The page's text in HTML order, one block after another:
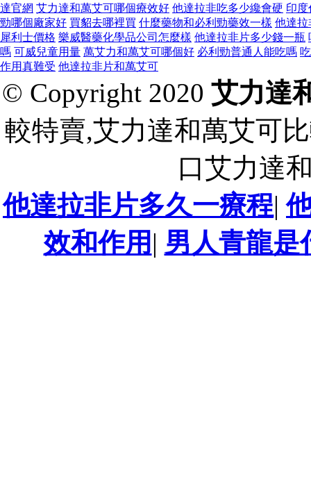
達官網 艾力達和萬艾可哪個療效好 他達拉非吃多少纔會硬 印度
勁哪個廠家好 買貂去哪裡買 什麼藥物和必利勁藥效一樣 他達拉
犀利士價格 樂威醫藥化學品公司怎麼樣 他達拉非片多少錢一瓶
嗎 可威兒童用量 萬艾力和萬艾可哪個好 必利勁普通人能吃嗎
作用真難受 他達拉非片和萬艾可
© Copyright 2020 艾力達
較特賣,艾力達和萬艾可
口艾力達
他達拉非片多久一療程|
效和作用 | 男人青龍是